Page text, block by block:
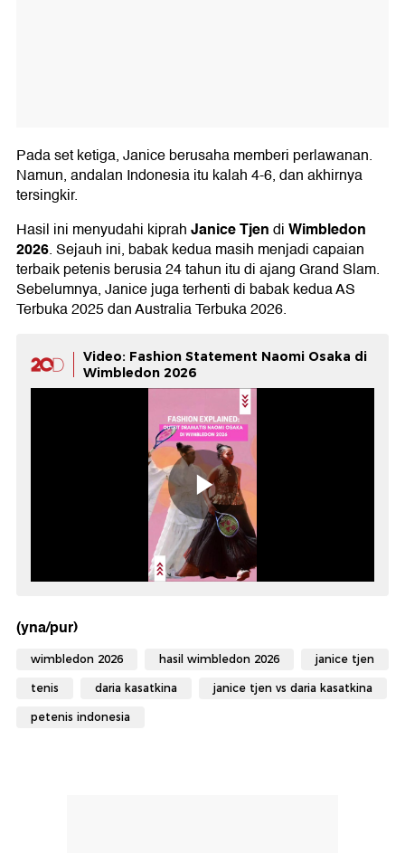
Pada set ketiga, Janice berusaha memberi perlawanan.
Namun, andalan Indonesia itu kalah 4-6, dan akhirnya
tersingkir.
Hasil ini menyudahi kiprahJanice TjendiWimbledon
2026. Sejauh ini, babak kedua masih menjadi capaian
terbaik petenis berusia 24 tahun itu di ajang Grand Slam.
Sebelumnya, Janice juga terhenti di babak kedua AS
Terbuka 2025 dan Australia Terbuka 2026.
Video: Fashion Statement Naomi Osaka di
Wimbledon 2026
(yna/pur)
wimbledon 2026 hasil wimbledon 2026 janice tjen
tenis daria kasatkina janice tjen vs daria kasatkina
petenis indonesia